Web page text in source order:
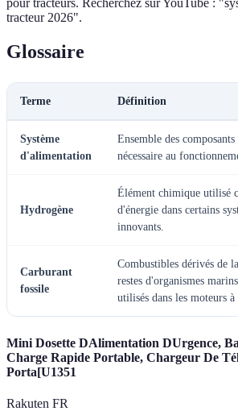
tracteur 2026".
Glossaire
Terme Définition
Système
d'alimentation
Ensemble des
nécessaire au
Hydrogène
Élément chimique utilisé
d'énergie dans certains
innovants.
Carburant
fossile
Combustibles dérivés de
restes d'organismes
utilisés dans les moteurs à
Mini Dosette DAlimentation DUrgence,
Charge Rapide Portable, Chargeur De
Porta[U1351
Rakuten FR